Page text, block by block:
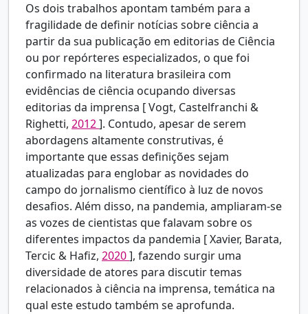
Os dois trabalhos apontam também para a
fragilidade de definir notícias sobre ciência a
partir da sua publicação em editorias de Ciência
ou por repórteres especializados, o que foi
confirmado na literatura brasileira com
evidências de ciência ocupando diversas
editorias da imprensa [Vogt, Castelfranchi &
Righetti, 2012]. Contudo, apesar de serem
abordagens altamente construtivas, é
importante que essas definições sejam
atualizadas para englobar as novidades do
campo do jornalismo científico à luz de novos
desafios. Além disso, na pandemia, ampliaram-se
as vozes de cientistas que falavam sobre os
diferentes impactos da pandemia [Xavier, Barata,
Tercic & Hafiz, 2020], fazendo surgir uma
diversidade de atores para discutir temas
relacionados à ciência na imprensa, temática na
qual este estudo também se aprofunda.